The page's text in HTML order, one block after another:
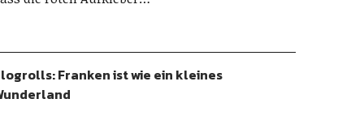
Franken ist wie ein kleines